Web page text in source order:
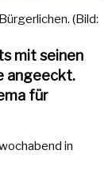
(Bild:
mit seinen
angeeckt.
für
in